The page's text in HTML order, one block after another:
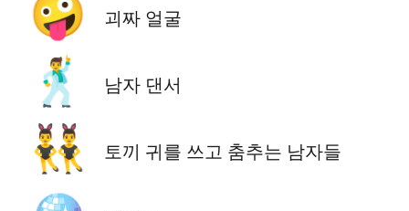
🤪 괴짜 얼굴
🕺 남자 댄서
👯‍♂️ 토끼 귀를 쓰고 춤추는 남자들